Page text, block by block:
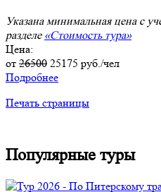
Указана минимальная цена с
разделе «Стоимость тура»
Цена:
от 26500 25175 руб./чел
Подробнее
Печать страницы
Популярные туры